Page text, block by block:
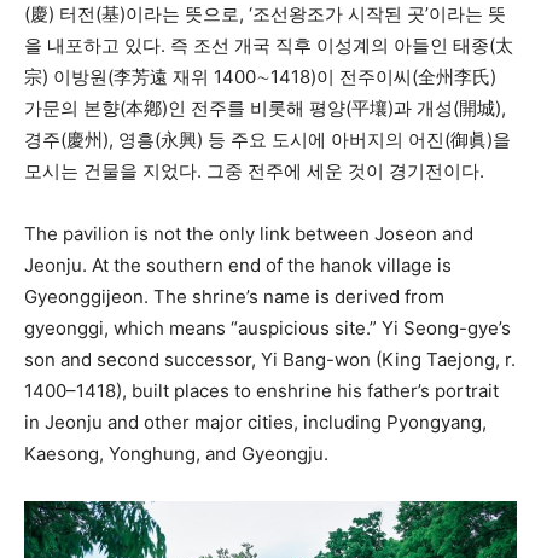
(慶) 터전(基)이라는 뜻으로, ‘조선왕조가 시작된 곳’이라는 뜻
을 내포하고 있다. 즉 조선 개국 직후 이성계의 아들인 태종(太
宗) 이방원(李芳遠 재위 1400∼1418)이 전주이씨(全州李氏)
가문의 본향(本鄕)인 전주를 비롯해 평양(平壤)과 개성(開城),
경주(慶州), 영흥(永興) 등 주요 도시에 아버지의 어진(御眞)을
모시는 건물을 지었다. 그중 전주에 세운 것이 경기전이다.
The pavilion is not the only link between Joseon and
Jeonju. At the southern end of the hanok village is
Gyeonggijeon. The shrine’s name is derived from
gyeonggi, which means “auspicious site.” Yi Seong-gye’s
son and second successor, Yi Bang-won (King Taejong, r.
1400–1418), built places to enshrine his father’s portrait
in Jeonju and other major cities, including Pyongyang,
Kaesong, Yonghung, and Gyeongju.